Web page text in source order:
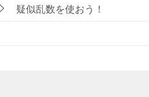
疑似乱数を使おう！